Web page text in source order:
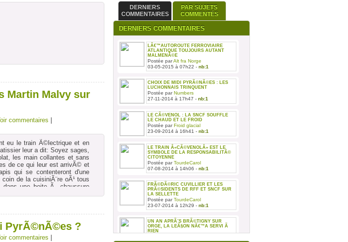
Martin Malvy sur
commentaires
eu le train Ã©lectrique et en
leur a dit: Soyez sages,
les main collantes et sans
de ce qui leur est arrivÃ© et
qui se contenteront d'une
de la cuisiniÃ¨re oÃ¹ tous
une boite Ã chaussure
PyrÃ©nÃ©es ?
commentaires
DERNIERS
COMMENTAIRES
PAR SUJETS
COMMENTÉS
DERNIERS COMMENTAIRES
LÂ€™AUTOROUTE FERROVIAIRE
ATLANTIQUE TOUJOURS AUTANT
MALMENÃ©E
Postée parAlt fra Norge
03-05-2015 à 07h22 - nb:1
CHOIX DE MIDI PYRÃ©NÃ©ES : LES
LUCHONNAIS TRINQUENT
Postée parNumbers
27-11-2014 à 17h47 - nb:1
LE CÃ©VENOL : LA SNCF SOUFFLE
LE CHAUD ET LE FROID
Postée parFroid glacial
23-09-2014 à 16h41 - nb:1
LE TRAIN Â«CÃ©VENOLÂ» EST LE
SYMBOLE DE LA RESPONSABILITÃ©
CITOYENNE
Postée parTourdeCarol
07-08-2014 à 14h06 - nb:1
FRÃ©DÃ©RIC CUVILLIER ET LES
PRÃ©SIDENTS DE RFF ET SNCF SUR
LA SELLETTE
Postée parTourdeCarol
23-07-2014 à 12h29 - nb:1
UN AN APRÃ¨S BRÃ©TIGNY SUR
ORGE, LA LEÃ§ON NÂ€™A SERVI Ã
RIEN